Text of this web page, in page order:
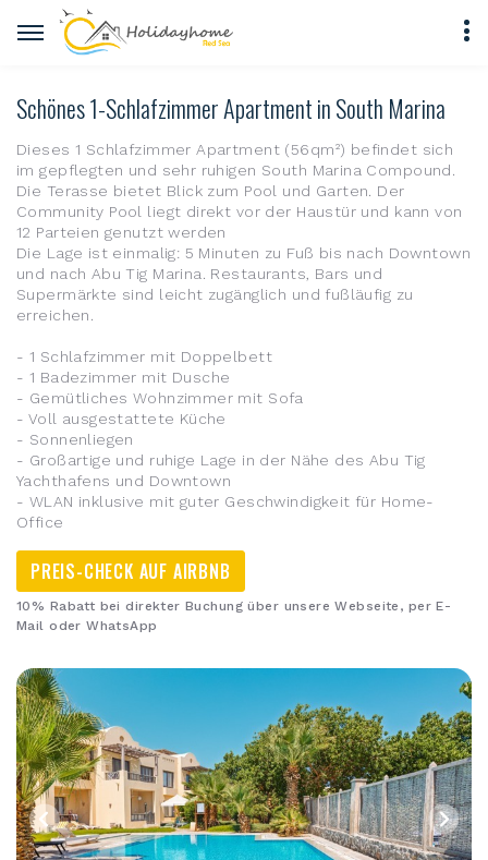
Schönes 1-Schlafzimmer Apartment in South Marina
Dieses 1 Schlafzimmer Apartment (56qm²) befindet sich
im gepflegten und sehr ruhigen South Marina Compound.
Die Terasse bietet Blick zum Pool und Garten. Der
Community Pool liegt direkt vor der Haustür und kann von
12 Parteien genutzt werden
Die Lage ist einmalig: 5 Minuten zu Fuß bis nach Downtown
und nach Abu Tig Marina. Restaurants, Bars und
Supermärkte sind leicht zugänglich und fußläufig zu
erreichen.
- 1 Schlafzimmer mit Doppelbett
- 1 Badezimmer mit Dusche
- Gemütliches Wohnzimmer mit Sofa
- Voll ausgestattete Küche
- Sonnenliegen
- Großartige und ruhige Lage in der Nähe des Abu Tig
Yachthafens und Downtown
- WLAN inklusive mit guter Geschwindigkeit für Home-
Office
PREIS-CHECK AUF AIRBNB
10% Rabatt bei direkter Buchung über unsere Webseite, per E-
Mail oder WhatsApp